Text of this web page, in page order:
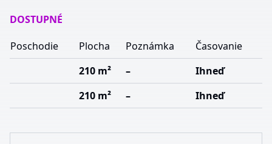
DOSTUPNÉ
Poschodie
Plocha Poznámka
Časovanie
210 m²
–
Ihneď
210 m²
– Ihneď